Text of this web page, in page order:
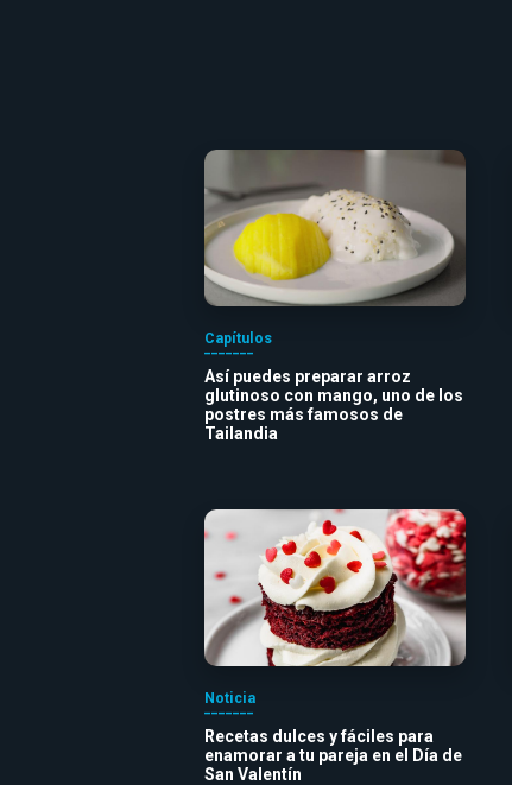
Capítulos
Así puedes preparar arroz
glutinoso con mango, uno de los
postres más famosos de
Tailandia
Noticia
Recetas dulces y fáciles para
enamorar a tu pareja en el Día de
San Valentín